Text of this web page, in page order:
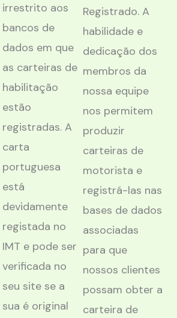
irrestrito aos
bancos de
dados em que
as carteiras de
habilitação
estão
registradas. A
carta
portuguesa
está
devidamente
registada no
IMT e pode ser
verificada no
seu site se a
sua é original
Registrado. A
habilidade e
dedicação dos
membros da
nossa equipe
nos permitem
produzir
carteiras de
motorista e
registrá-las nas
bases de dados
associadas
para que
nossos clientes
possam obter a
carteira de